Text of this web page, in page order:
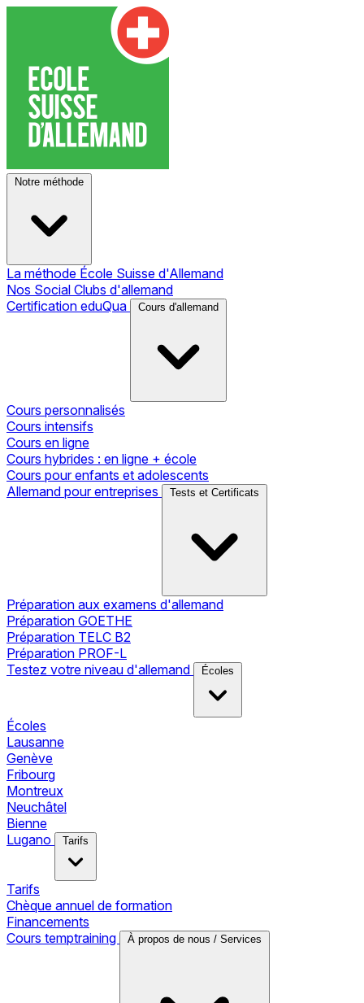
Notre méthode
La méthode École Suisse d'Allemand
Nos Social Clubs d'allemand
Certification eduQua
Cours d'allemand
Cours personnalisés
Cours intensifs
Cours en ligne
Cours hybrides : en ligne + école
Cours pour enfants et adolescents
Allemand pour entreprises
Tests et Certificats
Préparation aux examens d'allemand
Préparation GOETHE
Préparation TELC B2
Préparation PROF-L
Testez votre niveau d'allemand
Écoles
Écoles
Lausanne
Genève
Fribourg
Montreux
Neuchâtel
Bienne
Lugano
Tarifs
Tarifs
Chèque annuel de formation
Financements
Cours temptraining
À propos de nous / Services